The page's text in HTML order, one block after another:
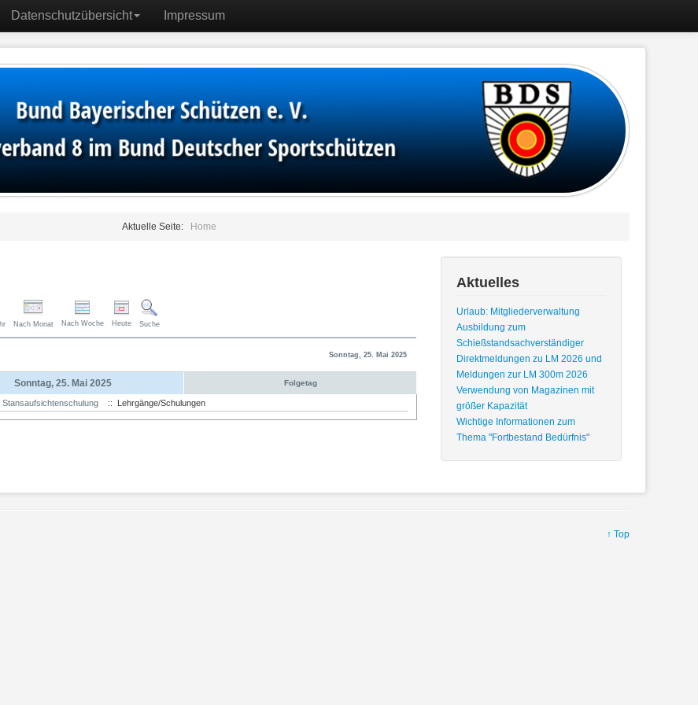
Datenschutzübersicht Impressum
Aktuelle Seite: Home
Nach Monat Nach Woche Heute Suche
Sonntag, 25. Mai 2025
Sonntag, 25. Mai 2025 Folgetag
Stansaufsichtenschulung :: Lehrgänge/Schulungen
Aktuelles
Urlaub: Mitgliederverwaltung
Ausbildung zum
Schießstandsachverständiger
Direktmeldungen zu LM 2026 und
Meldungen zur LM 300m 2026
Verwendung von Magazinen mit
größer Kapazität
Wichtige Informationen zum
Thema "Fortbestand Bedürfnis"
↑ Top